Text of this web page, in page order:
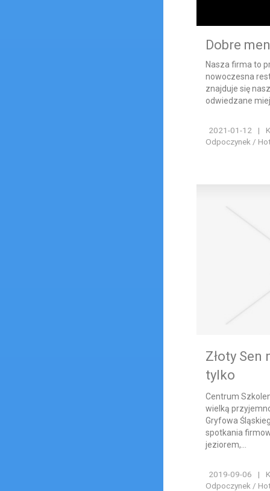
Dobre
Nasza firma to
nowoczesna
znajduje się
odwiedzane
2021-01-12 |
Odpoczynek /
Złoty Sen
tylko
Centrum
wielką
Gryfowa
spotkania
jeziorem,...
2019-09-06 |
Odpoczynek /